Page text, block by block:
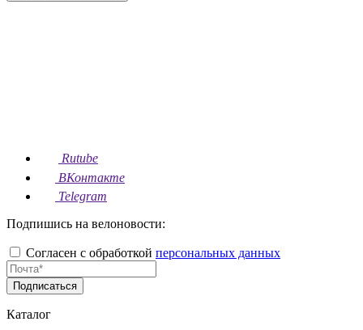
Rutube
ВКонтакте
Telegram
Подпишись на велоновости:
Согласен с обработкой персональных данных
Подписаться
Каталог